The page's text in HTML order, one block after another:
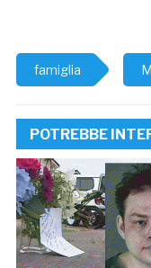
famiglia
POTREBBE